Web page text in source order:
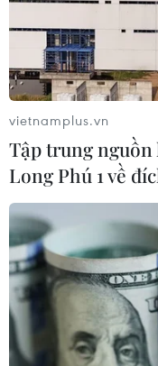
vietnamplus.vn
Tập trung nguồn
Long Phú 1 về